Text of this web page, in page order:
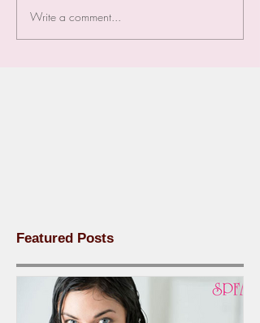
Write a comment...
Featured Posts